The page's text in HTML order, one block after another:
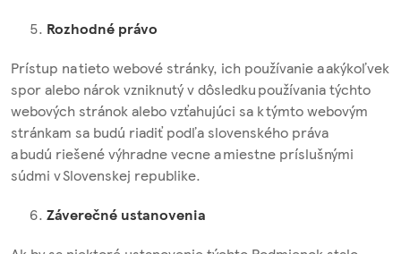
Rozhodné právo
Prístup na tieto webové stránky, ich používanie a akýkoľvek
spor alebo nárok vzniknutý v dôsledku používania týchto
webových stránok alebo vzťahujúci sa k týmto webovým
stránkam sa budú riadiť podľa slovenského práva
a budú riešené výhradne vecne a miestne príslušnými
súdmi v Slovenskej republike.
Záverečné ustanovenia